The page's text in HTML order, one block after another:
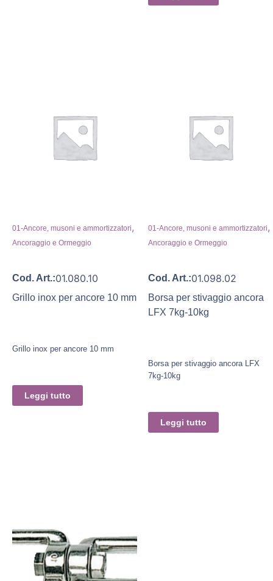
01-Ancore, musoni e ammortizzatori,
Ancoraggio e Ormeggio
Cod. Art.:01.080.10
Grillo inox per ancore 10 mm
Grillo inox per ancore 10 mm
Leggi tutto
01-Ancore, musoni e ammortizzatori,
Ancoraggio e Ormeggio
Cod. Art.:01.098.02
Borsa per stivaggio ancora
LFX 7kg-10kg
Borsa per stivaggio ancora LFX
7kg-10kg
Leggi tutto